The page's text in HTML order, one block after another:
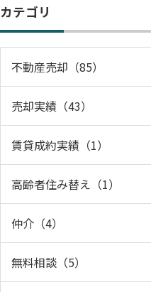
カテゴリ
不動産売却（85）
売却実績（43）
賃貸成約実績（1）
高齢者住み替え（1）
仲介（4）
無料相談（5）